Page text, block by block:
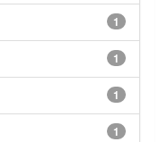
1
1
1
1